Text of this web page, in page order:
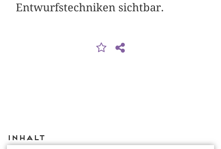
Entwurfstechniken sichtbar.
Inhalt